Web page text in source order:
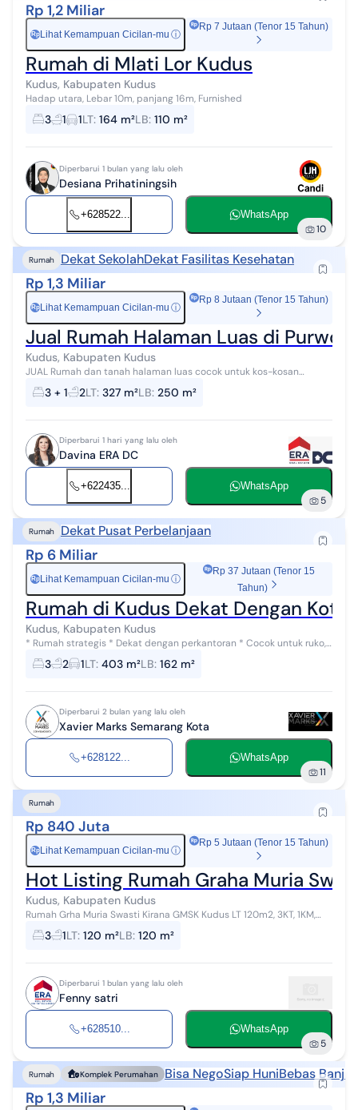
Rp 1,2 Miliar
Rp Lihat Kemampuan Cicilan-mu ⓘ
Rp 7 Jutaan (Tenor 15 Tahun)
Rumah di Mlati Lor Kudus
Kudus, Kabupaten Kudus
Hadap utara, Lebar 10m, panjang 16m, Furnished
3 1 1LT: 164 m²LB: 110 m²
Diperbarui 1 bulan yang lalu oleh
Desiana Prihatiningsih
+628522... WhatsApp
10
Rumah Dekat SekolahDekat Fasilitas Kesehatan
Rp 1,3 Miliar
RpLihat Kemampuan Cicilan-mu ⓘ
Rp 8 Jutaan (Tenor 15 Tahun)
Jual Rumah Halaman Luas di
Kudus, Kabupaten Kudus
JUAL Rumah dan tanah halaman luas cocok untuk kos-kosan
Halaman sudah di pasang paving block Terdiri : k.tidur 3+1, k.mandi
2, listrik 900 watt,...
3 + 1 2LT: 327 m²LB: 250 m²
Diperbarui 1 hari yang lalu oleh
Davina ERA DC
+622435... WhatsApp
5
Rumah Dekat Pusat Perbelanjaan
Rp 6 Miliar
RpLihat Kemampuan Cicilan-mu ⓘ
Rp 37 Jutaan (Tenor 15
Tahun)
Rumah di Kudus Dekat Dengan Kota
Kudus, Kabupaten Kudus
* Rumah strategis * Dekat dengan perkantoran * Cocok untuk ruko,
kantor, Alfamart/ Indomaret, kios, kos-kosan, rumah tinggal * Garasi
dan ca...
3 2 1LT: 403 m²LB: 162 m²
Diperbarui 2 bulan yang lalu oleh
Xavier Marks Semarang Kota
+628122... WhatsApp
11
Rumah
Rp 840 Juta
RpLihat Kemampuan Cicilan-mu ⓘ
Rp 5 Jutaan (Tenor 15 Tahun)
Hot Listing Rumah Graha Muria
Kudus, Kabupaten Kudus
Rumah Grha Muria Swasti Kirana GMSK Kudus LT 120m2, 3KT, 1KM,
Listrik 2200w, Air PDAM
3 1LT: 120 m²LB: 120 m²
Diperbarui 1 bulan yang lalu oleh
Fenny satri
+628510... WhatsApp
5
Rumah Komplek Perumahan Bisa NegoSiap HuniBebas Banjir
Rp 1,3 Miliar